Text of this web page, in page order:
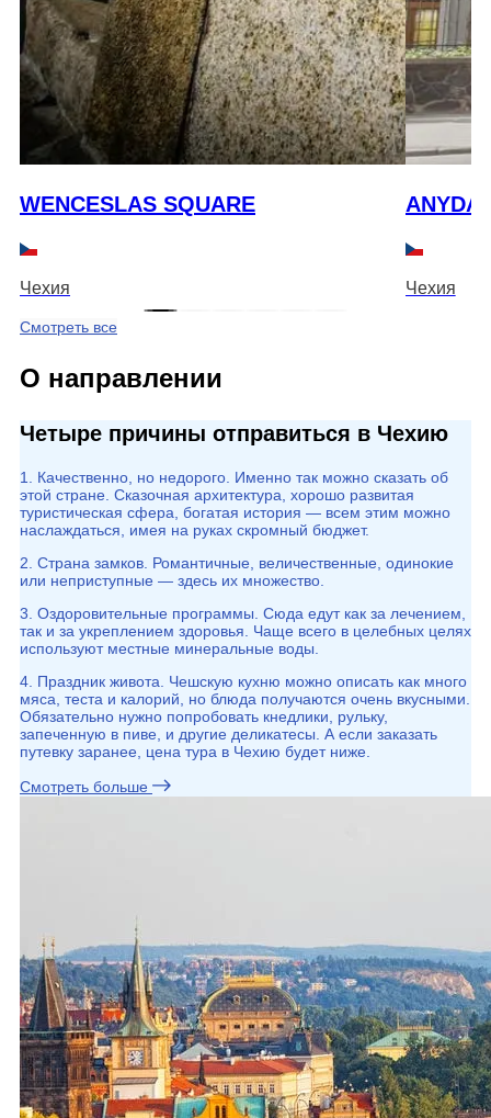
WENCESLAS SQUARE
Чехия Чехия
Смотреть все
О направлении
Четыре причины отправиться в Чехию
1. Качественно, но недорого. Именно так можно сказать об
этой стране. Сказочная архитектура, хорошо развитая
туристическая сфера, богатая история — всем этим можно
наслаждаться, имея на руках скромный бюджет.
2. Страна замков. Романтичные, величественные, одинокие
или неприступные — здесь их множество.
3. Оздоровительные программы. Сюда едут как за лечением,
так и за укреплением здоровья. Чаще всего в целебных целях
используют местные минеральные воды.
4. Праздник живота. Чешскую кухню можно описать как много
мяса, теста и калорий, но блюда получаются очень вкусными.
Обязательно нужно попробовать кнедлики, рульку,
запеченную в пиве, и другие деликатесы. А если заказать
путевку заранее, цена тура в Чехию будет ниже.
Смотреть больше